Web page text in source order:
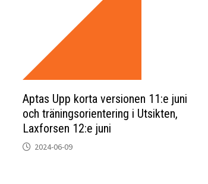
Aptas Upp korta versionen 11:e juni
och träningsorientering i Utsikten,
Laxforsen 12:e juni
2024-06-09